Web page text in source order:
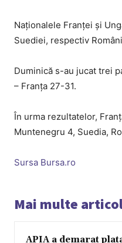
Naţionalele Franţei şi
Suediei, respectiv
Duminică s-au jucat trei
– Franţa 27-31.
În urma rezultatelor,
Muntenegru 4, Suedia,
Sursa Bursa.ro
Mai multe
APIA a demarat